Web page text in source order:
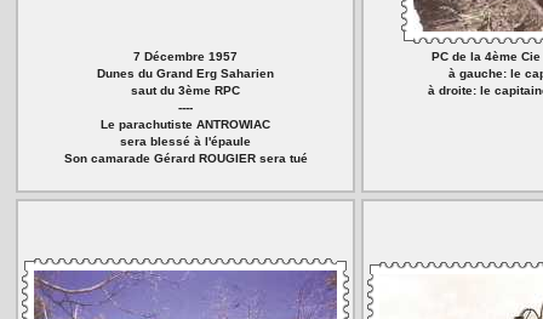
7 Décembre 1957
Dunes du Grand Erg Saharien
saut du 3ème RPC
----
Le parachutiste ANTROWIAC
sera blessé à l'épaule
Son camarade Gérard ROUGIER sera tué
PC de la 4ème
à gauche: le
à droite: le